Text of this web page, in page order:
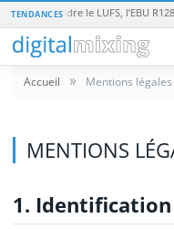
TENDANCES
Accueil » Mentions légales
MENTIONS
1. Identification